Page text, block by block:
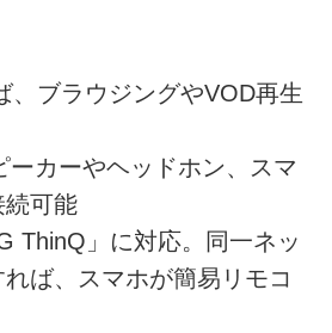
、ブラウジングやVOD再生
ーカーやヘッドホン、スマ
続可能
ThinQ」に対応。同一ネッ
れば、スマホが簡易リモコ